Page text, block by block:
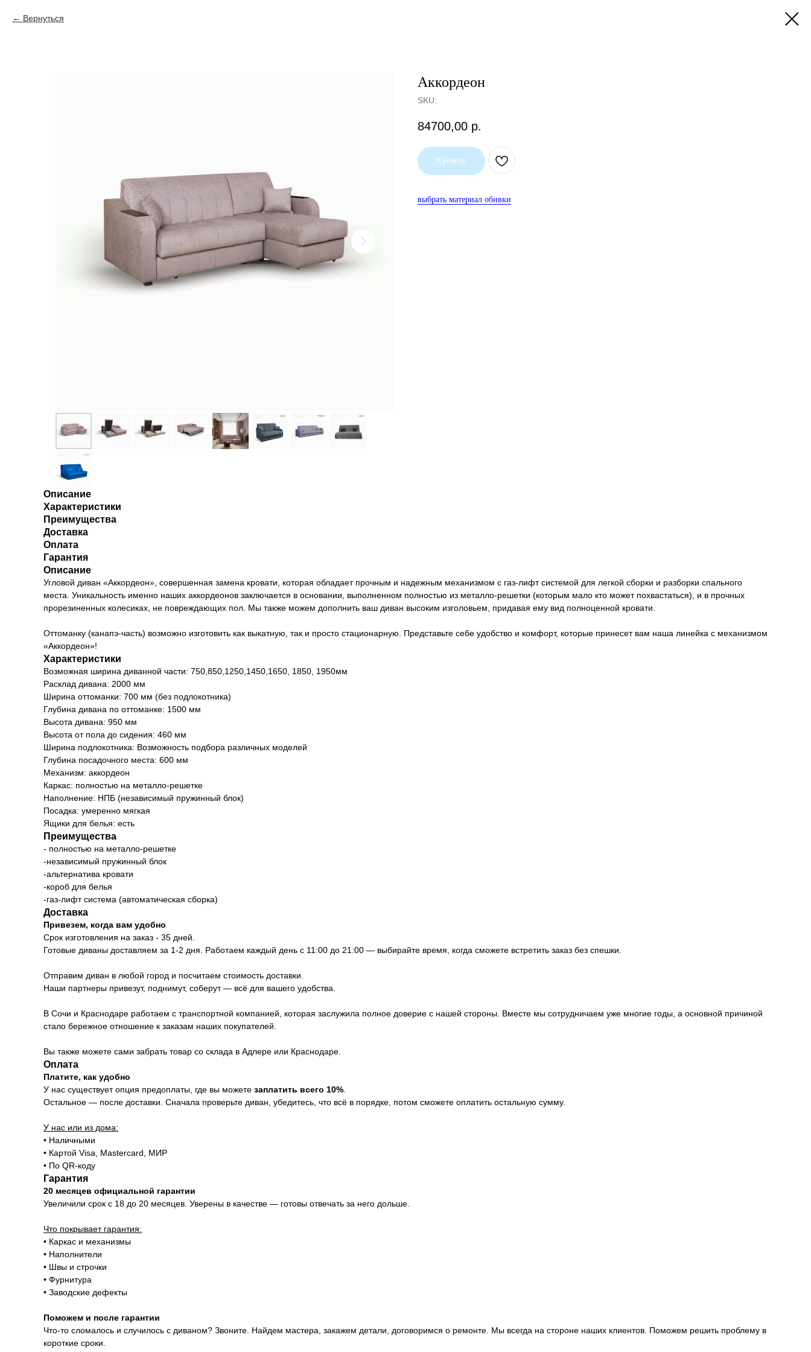
Вернуться
Аккордеон
SKU:
84700,00 р.
Купить
выбрать материал обивки
Описание
Характеристики
Преимущества
Доставка
Оплата
Гарантия
Описание
Угловой диван «Аккордеон», совершенная замена кровати, которая обладает прочным и надежным механизмом с газ-лифт системой для легкой сборки и разборки спального
места. Уникальность именно наших аккордеонов заключается в основании, выполненном полностью из металло-решетки (которым мало кто может похвастаться), и в прочных
прорезиненных колесиках, не повреждающих пол. Мы также можем дополнить ваш диван высоким изголовьем, придавая ему вид полноценной кровати.
Оттоманку (канапэ-часть) возможно изготовить как выкатную, так и просто стационарную. Представьте себе удобство и комфорт, которые принесет вам наша линейка с механизмом
«Аккордеон»!
Характеристики
Возможная ширина диванной части: 750,850,1250,1450,1650, 1850, 1950мм
Расклад дивана: 2000 мм
Ширина оттоманки: 700 мм (без подлокотника)
Глубина дивана по оттоманке: 1500 мм
Высота дивана: 950 мм
Высота от пола до сидения: 460 мм
Ширина подлокотника: Возможность подбора различных моделей
Глубина посадочного места: 600 мм
Механизм: аккордеон
Каркас: полностью на металло-решетке
Наполнение: НПБ (независимый пружинный блок)
Посадка: умеренно мягкая
Ящики для белья: есть
Преимущества
- полностью на металло-решетке
-независимый пружинный блок
-альтернатива кровати
-короб для белья
-газ-лифт система (автоматическая сборка)
Доставка
Привезем, когда вам удобно
Срок изготовления на заказ - 35 дней.
Готовые диваны доставляем за 1-2 дня. Работаем каждый день с 11:00 до 21:00 — выбирайте время, когда сможете встретить заказ без спешки.
Отправим диван в любой город и посчитаем стоимость доставки.
Наши партнеры привезут, поднимут, соберут — всё для вашего удобства.
В Сочи и Краснодаре работаем с транспортной компанией, которая заслужила полное доверие с нашей стороны. Вместе мы сотрудничаем уже многие годы, а основной причиной
стало бережное отношение к заказам наших покупателей.
Вы также можете сами забрать товар со склада в Адлере или Краснодаре.
Оплата
Платите, как удобно
У нас существует опция предоплаты, где вы можете заплатить всего 10%
Остальное — после доставки. Сначала проверьте диван, убедитесь, что всё в порядке, потом сможете оплатить остальную сумму.
У нас или из дома:
• Наличными
• Картой Visa, Mastercard, МИР
• По QR-коду
Гарантия
20 месяцев официальной гарантии
Увеличили срок с 18 до 20 месяцев. Уверены в качестве — готовы отвечать за него дольше.
Что покрывает гарантия:
• Каркас и механизмы
• Наполнители
• Швы и строчки
• Фурнитура
• Заводские дефекты
Поможем и после гарантии
Что-то сломалось и случилось с диваном? Звоните. Найдем мастера, закажем детали, договоримся о ремонте. Мы всегда на стороне наших клиентов. Поможем решить проблему в
короткие сроки.